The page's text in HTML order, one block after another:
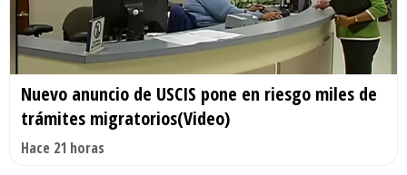
Nuevo anuncio de USCIS pone en riesgo miles de
trámites migratorios(Video)
Hace 21 horas